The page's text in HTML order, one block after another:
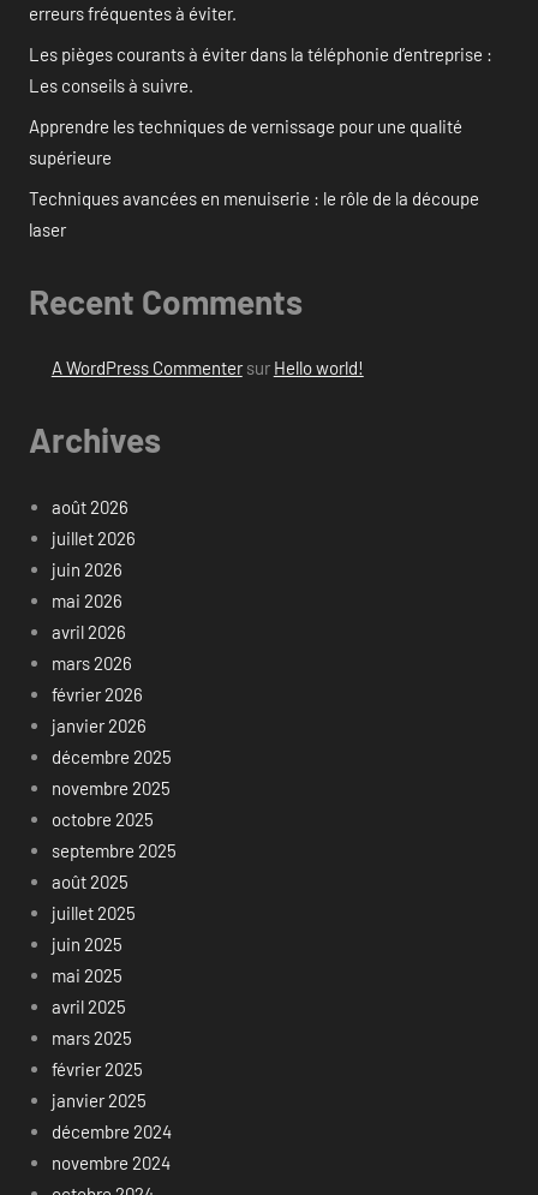
erreurs fréquentes à éviter.
Les pièges courants à éviter dans la téléphonie d’entreprise :
Les conseils à suivre.
Apprendre les techniques de vernissage pour une qualité
supérieure
Techniques avancées en menuiserie : le rôle de la découpe
laser
Recent Comments
A WordPress Commentersur Hello world!
Archives
août 2026
juillet 2026
juin 2026
mai 2026
avril 2026
mars 2026
février 2026
janvier 2026
décembre 2025
novembre 2025
octobre 2025
septembre 2025
août 2025
juillet 2025
juin 2025
mai 2025
avril 2025
mars 2025
février 2025
janvier 2025
décembre 2024
novembre 2024